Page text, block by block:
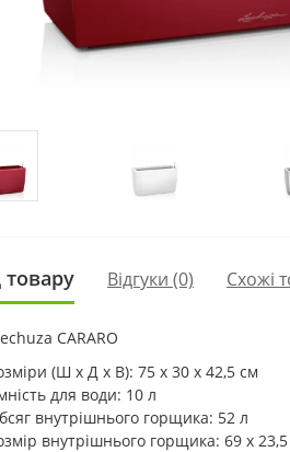
товару Відгуки (0) Схожі
CARARO
(Ш х Д х В): 75 x 30 x 42,5 см
для води: 10 л
внутрішнього горщика: 52 л
внутрішнього горщика: 69 x